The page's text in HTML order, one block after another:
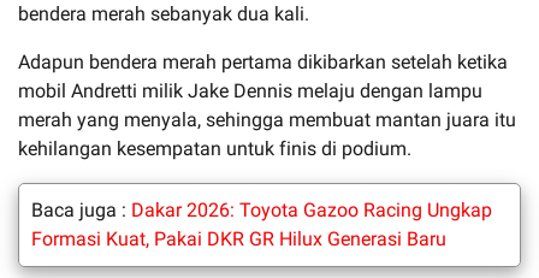
bendera merah sebanyak dua kali.
Adapun bendera merah pertama dikibarkan setelah ketika
mobil Andretti milik Jake Dennis melaju dengan lampu
merah yang menyala, sehingga membuat mantan juara itu
kehilangan kesempatan untuk finis di podium.
Baca juga : Dakar 2026: Toyota Gazoo Racing Ungkap
Formasi Kuat, Pakai DKR GR Hilux Generasi Baru